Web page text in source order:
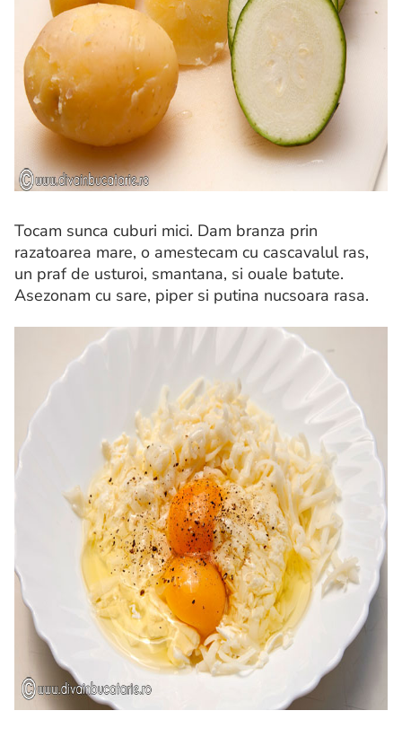
Tocam sunca cuburi mici. Dam branza prin
razatoarea mare, o amestecam cu cascavalul ras,
un praf de usturoi, smantana, si ouale batute.
Asezonam cu sare, piper si putina nucsoara rasa.